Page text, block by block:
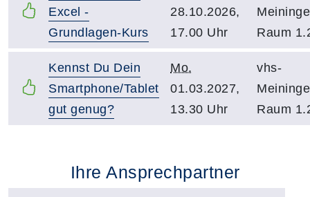
Excel -
Grundlagen-Kurs
28.10.2026,
17.00 Uhr
Raum
Kennst Du Dein
Smartphone/Tablet
gut genug?
Mo.
01.03.2027,
13.30 Uhr
vhs-
Raum
Ihre Ansprechpartner